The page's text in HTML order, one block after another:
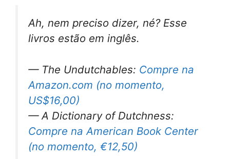
Ah, nem preciso dizer, né? Esse
livros estão em inglês.
— The Undutchables: Compre na
Amazon.com (no momento,
US$16,00)
— A Dictionary of Dutchness:
Compre na American Book Center
(no momento, €12,50)